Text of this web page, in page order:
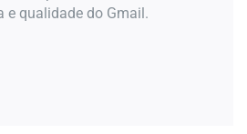
e qualidade do Gmail.